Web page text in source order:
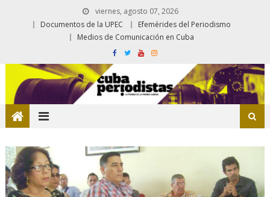
viernes, agosto 07, 2026
Documentos de la UPEC
Efemérides del Periodismo
Medios de Comunicación en Cuba